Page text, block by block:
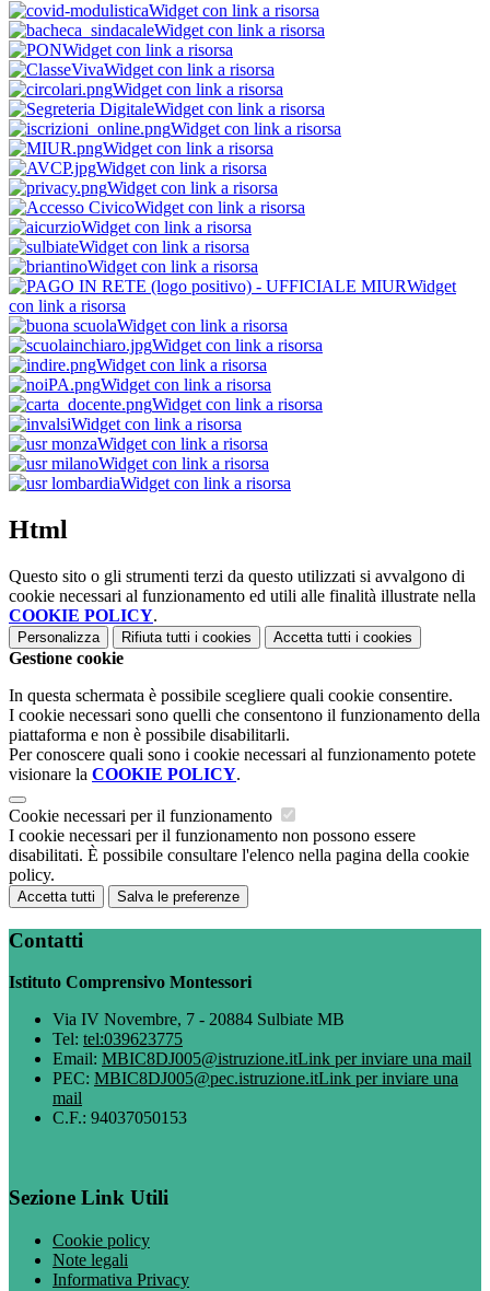
Widget con link a risorsa
Widget con link a risorsa
Widget con link a risorsa
Widget con link a risorsa
Widget con link a risorsa
Widget con link a risorsa
Widget con link a risorsa
Widget con link a risorsa
Widget con link a risorsa
Widget con link a risorsa
Widget con link a risorsa
Widget con link a risorsa
Widget con link a risorsa
Widget con link a risorsa
Widget
con link a risorsa
Widget con link a risorsa
Widget con link a risorsa
Widget con link a risorsa
Widget con link a risorsa
Widget con link a risorsa
Widget con link a risorsa
Widget con link a risorsa
Widget con link a risorsa
Widget con link a risorsa
Html
Questo sito o gli strumenti terzi da questo utilizzati si avvalgono di
cookie necessari al funzionamento ed utili alle finalità illustrate nella
COOKIE POLICY.
Personalizza Rifiuta tutti i cookies Accetta tutti i cookies
Gestione cookie
In questa schermata è possibile scegliere quali cookie consentire.
I cookie necessari sono quelli che consentono il funzionamento della
piattaforma e non è possibile disabilitarli.
Per conoscere quali sono i cookie necessari al funzionamento potete
visionare la COOKIE POLICY.
Cookie necessari per il funzionamento
I cookie necessari per il funzionamento non possono essere
disabilitati. È possibile consultare l'elenco nella pagina della cookie
policy.
Accetta tutti Salva le preferenze
Contatti
Istituto Comprensivo Montessori
Via IV Novembre, 7 - 20884 Sulbiate MB
Tel: tel:039623775
Email: MBIC8DJ005@istruzione.itLink per inviare una mail
PEC: MBIC8DJ005@pec.istruzione.itLink per inviare una
mail
C.F.: 94037050153
Sezione Link Utili
Cookie policy
Note legali
Informativa Privacy